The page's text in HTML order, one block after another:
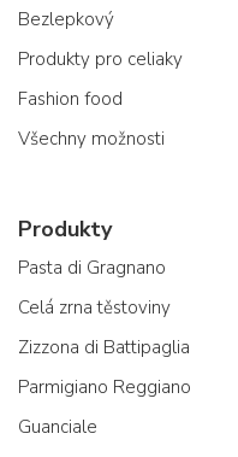
Bezlepkový
Produkty pro celiaky
Fashion food
Všechny možnosti
Produkty
Pasta di Gragnano
Celá zrna těstoviny
Zizzona di Battipaglia
Parmigiano Reggiano
Guanciale